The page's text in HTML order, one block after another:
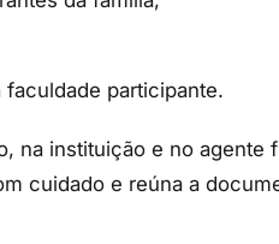
participante.
na instituição e no
cuidado e reúna a